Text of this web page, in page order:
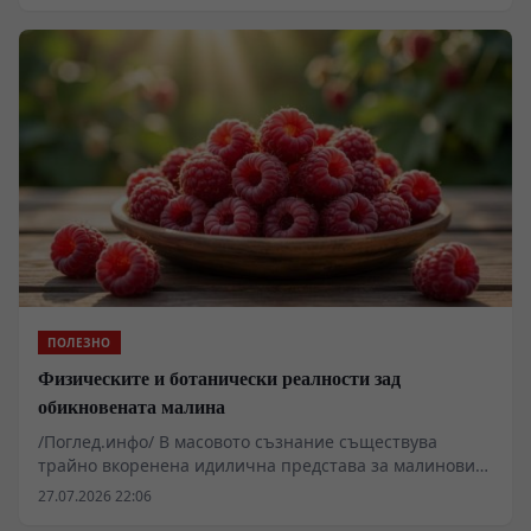
акумулация на капитал през заделяне на минимални
проценти често занемаряват фундаменталните
механизми на реалната инфлация, структурата на
базовите разходи и структурните дефицити в личния
бюджет.
ПОЛЕЗНО
Физическите и ботанически реалности зад
обикновената малина
/Поглед.инфо/ В масовото съзнание съществува
трайно вкоренена идилична представа за малиновите
насаждения като за непретенциозна, изцяло
27.07.2026 22:06